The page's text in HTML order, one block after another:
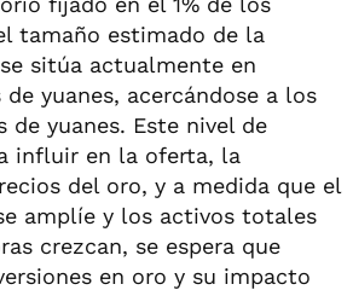
tamaño estimado de la
sitúa actualmente en
yuanes, acercándose a los
de yuanes. Este nivel de
influir en la oferta, la
del oro, y a medida que el
amplíe y los activos totales
crezcan, se espera que
en oro y su impacto